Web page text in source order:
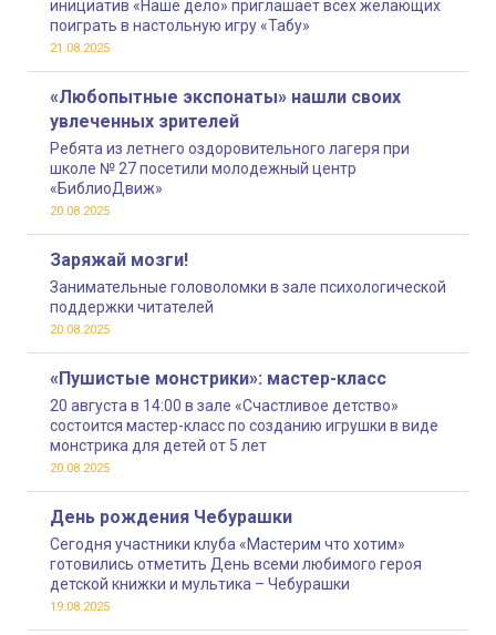
инициатив «Наше дело» приглашает всех желающих
поиграть в настольную игру «Табу»
21.08.2025
«Любопытные экспонаты» нашли своих
увлеченных зрителей
Ребята из летнего оздоровительного лагеря при
школе № 27 посетили молодежный центр
«БиблиоДвиж»
20.08.2025
Заряжай мозги!
Занимательные головоломки в зале психологической
поддержки читателей
20.08.2025
«Пушистые монстрики»: мастер-класс
20 августа в 14:00 в зале «Счастливое детство»
состоится мастер-класс по созданию игрушки в виде
монстрика для детей от 5 лет
20.08.2025
День рождения Чебурашки
Сегодня участники клуба «Мастерим что хотим»
готовились отметить День всеми любимого героя
детской книжки и мультика – Чебурашки
19.08.2025